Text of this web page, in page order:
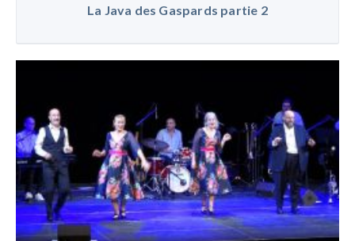
La Java des Gaspards partie 2